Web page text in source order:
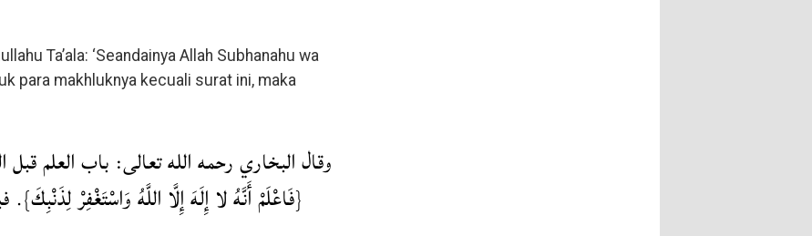
Ta’ala: ‘Seandainya Allah Subhanahu wa
para makhluknya kecuali surat ini, maka
وقال البخاري رحمه الله تعالى: باب العلم قبل
{فَاعْلَمْ أَنَّهُ لا إِلَهَ إِلَّا اللَّهُ وَاسْتَغْفِرْ لِذَنْبِكَ}.